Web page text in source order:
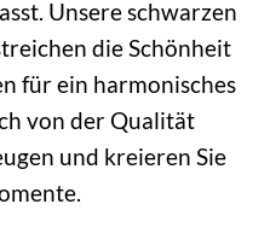
Unsere schwarzen
die Schönheit
für ein harmonisches
von der Qualität
und kreieren Sie